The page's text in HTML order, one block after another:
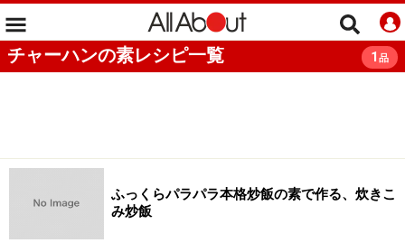
チャーハンの素レシピ一覧 1 品
ふっくらパラパラ本格炒飯の素で作る、炊きこ
み炒飯